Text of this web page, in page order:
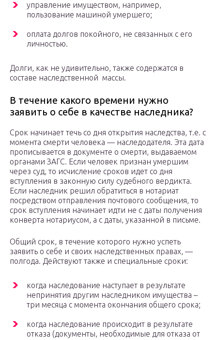
управление имуществом, например,
пользование машиной умершего;
оплата долгов покойного, не связанных с его
личностью.
Долги, как не удивительно, также содержатся в
составе наследственной массы.
В течение какого времени нужно
заявить о себе в качестве наследника?
Срок начинает течь со дня открытия наследства, т.е. с
момента смерти человека — наследодателя. Эта дата
прописывается в документе о смерти, выдаваемом
органами ЗАГС. Если человек признан умершим
через суд, то исчисление сроков идет со дня
вступления в законную силу судебного вердикта.
Если наследник решил обратиться в нотариат
посредством отправления почтового сообщения, то
срок вступления начинает идти не с даты получения
конверта нотариусом, а с даты, указанной в письме.
Общий срок, в течение которого нужно успеть
заявить о себе и своих наследственных правах, —
полгода. Действуют также и специальные сроки:
когда наследование наступает в результате
непринятия другим наследником имущества –
три месяца с момента окончания общего срока;
когда наследование происходит в результате
отказа (документы, необходимые для отказа от